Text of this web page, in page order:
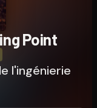
Point
l'ingénierie